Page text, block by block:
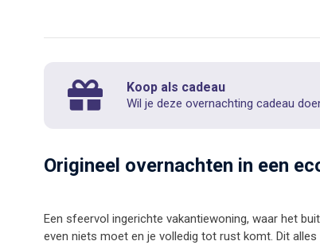
Koop als cadeau
Wil je deze overnachting cadeau
Origineel overnachten in een
Een sfeervol ingerichte vakantiewoning‭, ‬waar het
even niets moet en je volledig tot rust komt. Dit